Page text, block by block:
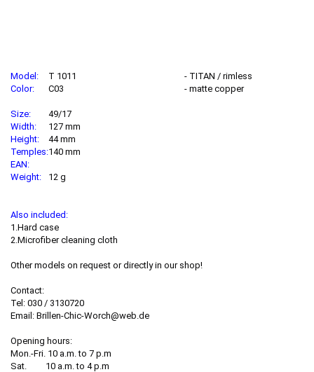
Model: T 1011
- TITAN / rimless
Color:
C03 - matte copper
Size:
49/17
Width:
127 mm
Height:
44 mm
Temples:140 mm
EAN:
Weight:
12 g
Also included:
1.Hard case
2.Microfiber cleaning cloth
Other models on request or directly in our shop!
Contact:
Tel: 030 / 3130720
Email: Brillen-Chic-Worch@web.de
Opening hours:
Mon.-Fri. 10 a.m. to 7 p.m
Sat. 10 a.m. to 4 p.m